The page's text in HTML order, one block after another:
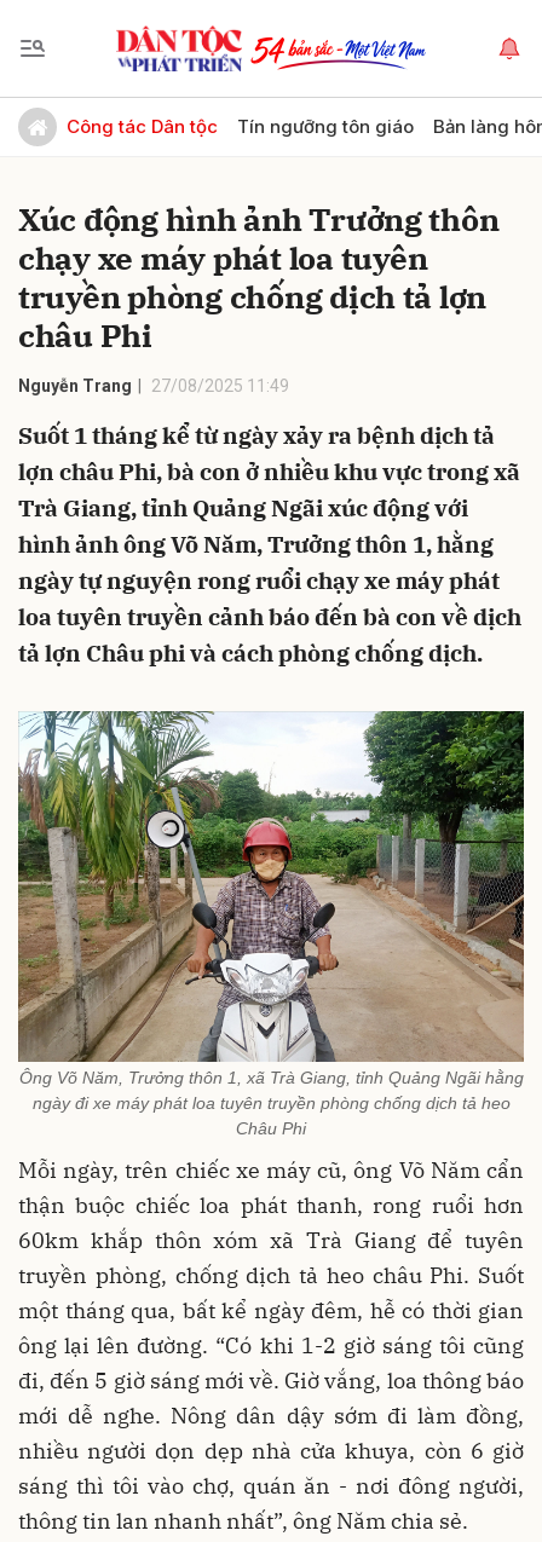
Công tác Dân tộc Tín ngưỡng tôn giáo Bản làng
Xúc động hình ảnh Trưởng thôn
chạy xe máy phát loa tuyên
truyền phòng chống dịch tả lợn
châu Phi
Nguyễn Trang 27/08/2025 11:49
Suốt 1 tháng kể từ ngày xảy ra bệnh dịch tả
lợn châu Phi, bà con ở nhiều khu vực trong xã
Trà Giang, tỉnh Quảng Ngãi xúc động với
hình ảnh ông Võ Năm, Trưởng thôn 1, hằng
ngày tự nguyện rong ruổi chạy xe máy phát
loa tuyên truyền cảnh báo đến bà con về dịch
tả lợn Châu phi và cách phòng chống dịch.
Ông Võ Năm, Trưởng thôn 1, xã Trà Giang, tỉnh Quảng Ngãi hằng
ngày đi xe máy phát loa tuyên truyền phòng chống dịch tả heo
Châu Phi
Mỗi ngày, trên chiếc xe máy cũ, ông Võ Năm cẩn
thận buộc chiếc loa phát thanh, rong ruổi hơn
60km khắp thôn xóm xã Trà Giang để tuyên
truyền phòng, chống dịch tả heo châu Phi. Suốt
một tháng qua, bất kể ngày đêm, hễ có thời gian
ông lại lên đường. “Có khi 1-2 giờ sáng tôi cũng
đi, đến 5 giờ sáng mới về. Giờ vắng, loa thông báo
mới dễ nghe. Nông dân dậy sớm đi làm đồng,
nhiều người dọn dẹp nhà cửa khuya, còn 6 giờ
sáng thì tôi vào chợ, quán ăn - nơi đông người,
thông tin lan nhanh nhất”, ông Năm chia sẻ.
Gửi bình luận